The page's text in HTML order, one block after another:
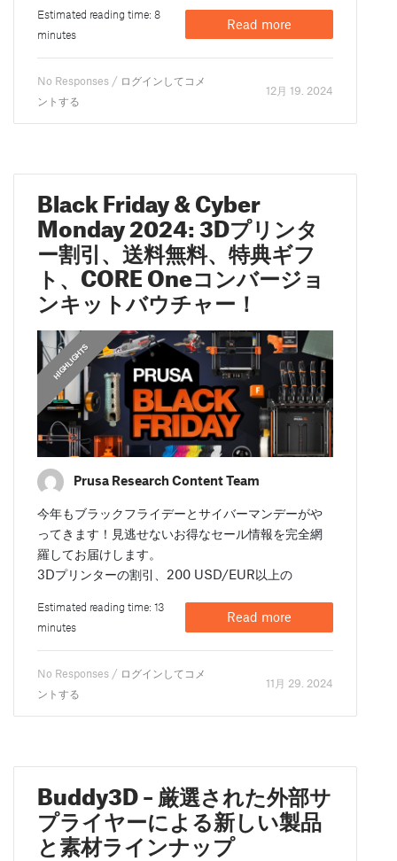
Estimated reading time: 8
minutes
Read more
No Responses / ログインしてコメ
ントする
12月 19. 2024
Black Friday & Cyber
Monday 2024: 3Dプリンタ
ー割引、送料無料、特典ギフ
ト、CORE Oneコンバージョ
ンキットバウチャー！
FEATURED
HIGHLIGHTS
Prusa Research Content Team
今年もブラックフライデーとサイバーマンデーがや
ってきます！見逃せないお得なセール情報を完全網
羅してお届けします。
3Dプリンターの割引、200 USD/EUR以上の
Estimated reading time: 13
minutes
Read more
No Responses / ログインしてコメ
ントする
11月 29. 2024
Buddy3D – 厳選された外部サ
プライヤーによる新しい製品
と素材ラインナップ